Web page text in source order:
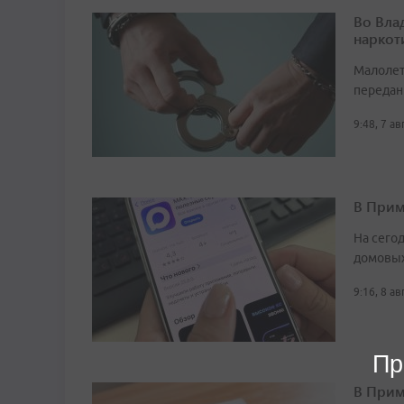
Во
9:48, 7
В
На
9:16, 8
В